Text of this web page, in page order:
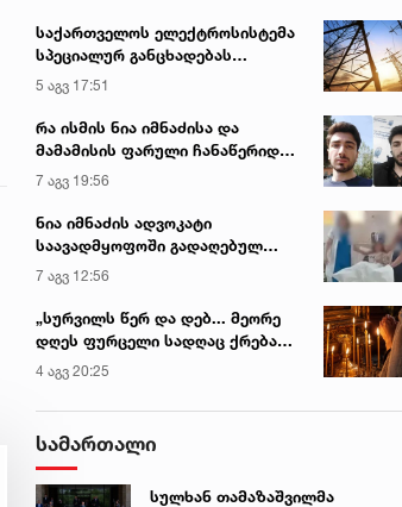
საქართველოს ელექტროსისტემა
სპეციალურ განცხადებას
ავრცელებს
5 აგვ 17:51
რა ისმის ნია იმნაძისა და
მამამისის ფარული ჩანაწერიდან
- გიგა ავალიანის მკვლელობის
საქმე
7 აგვ 19:56
ნია იმნაძის ადვოკატი
საავადმყოფოში გადაღებულ
კადრებს ავრცელებს
7 აგვ 12:56
„სურვილს წერ და დებ... მეორე
დღეს ფურცელი სადღაც ქრება
და სურვილი სრულდება...“ -
სასწაულმოქმედი ტაძარი შიდა
ქართლში
4 აგვ 20:25
სამართალი
სულხან თამაზაშვილმა